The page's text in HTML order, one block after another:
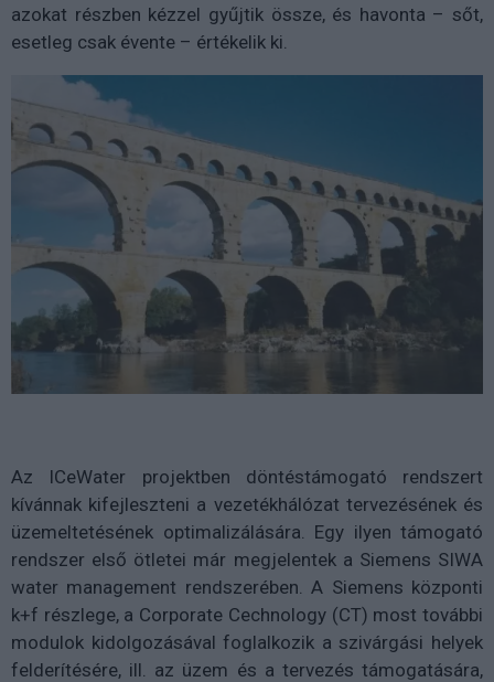
azokat részben kézzel gyűjtik össze, és havonta – sőt,
esetleg csak évente – értékelik ki.
Az ICeWater projektben döntéstámogató rendszert
kívánnak kifejleszteni a vezetékhálózat tervezésének és
üzemeltetésének optimalizálására. Egy ilyen támogató
rendszer első ötletei már megjelentek a Siemens SIWA
water management rendszerében. A Siemens központi
k+f részlege, a Corporate Cechnology (CT) most további
modulok kidolgozásával foglalkozik a szivárgási helyek
felderítésére, ill. az üzem és a tervezés támogatására,